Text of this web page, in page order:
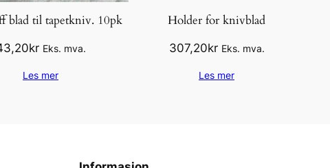
blad til tapetkniv. 10pk
kr Eks. mva.
Les mer
Holder for knivblad
307,20kr Eks. mva.
Les mer